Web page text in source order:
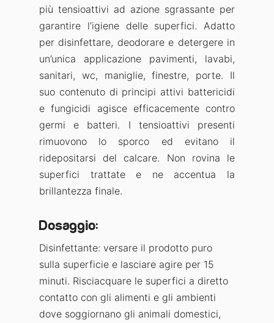
più tensioattivi ad azione sgrassante per
garantire l’igiene delle superfici. Adatto
per disinfettare, deodorare e detergere in
un’unica applicazione pavimenti, lavabi,
sanitari, wc, maniglie, finestre, porte. Il
suo contenuto di principi attivi battericidi
e fungicidi agisce efficacemente contro
germi e batteri. I tensioattivi presenti
rimuovono lo sporco ed evitano il
ridepositarsi del calcare. Non rovina le
superfici trattate e ne accentua la
brillantezza finale.
Dosaggio:
Disinfettante: versare il prodotto puro
sulla superficie e lasciare agire per 15
minuti. Risciacquare le superfici a diretto
contatto con gli alimenti e gli ambienti
dove soggiornano gli animali domestici,